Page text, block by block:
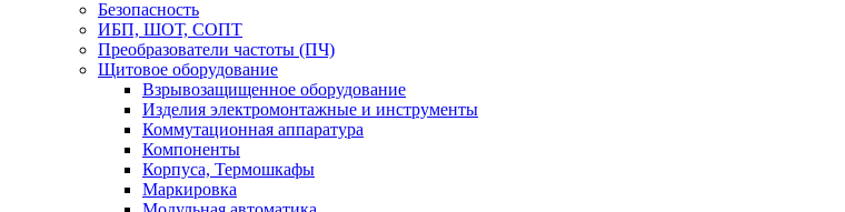
Безопасность
ИБП, ШОТ, СОПТ
Преобразователи частоты (ПЧ)
Щитовое оборудование
Взрывозащищенное оборудование
Изделия электромонтажные и инструменты
Коммутационная аппаратура
Компоненты
Корпуса, Термошкафы
Маркировка